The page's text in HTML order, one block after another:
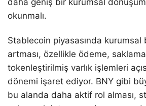
daha geniş bir kurumsal
okunmalı.
Stablecoin piyasasında kurumsal
artması, özellikle ödeme,
tokenleştirilmiş varlık işlemleri
dönemi işaret ediyor. BNY gibi
bu alanda daha aktif rol alması,